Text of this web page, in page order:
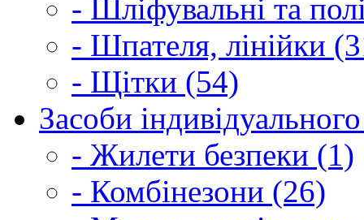
- Шліфувальні та
- Шпателя, лінійки
- Щітки (54)
Засоби
- Жилети безпеки (1)
- Комбінезони (26)